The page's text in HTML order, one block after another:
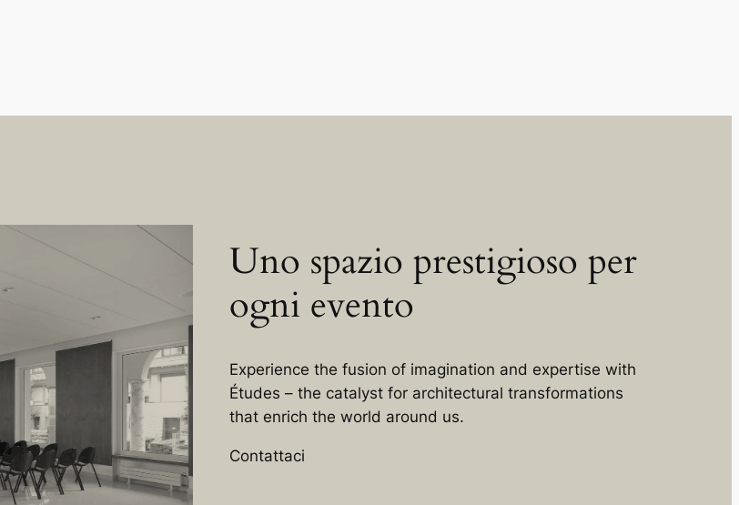
Uno spazio prestigioso per
ogni evento
Experience the fusion of imagination and expertise with
Études – the catalyst for architectural transformations
that enrich the world around us.
Contattaci